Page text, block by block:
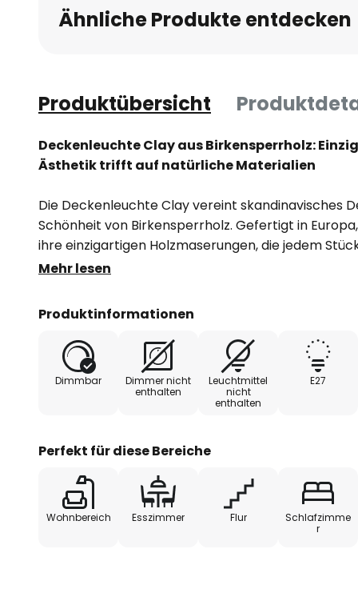
Ähnliche Produkte entdecken
Produktübersicht
Deckenleuchte Clay aus Birkensperrholz:
Ästhetik trifft auf natürliche Materialien
Die Deckenleuchte Clay vereint skandinavisches
Schönheit von Birkensperrholz. Gefertigt in
ihre einzigartigen Holzmaserungen, die jedem
verleihen. Die Kombination aus hellem Holz und
Wohnbereiche wie Wohnzimmer, Esszimmer, Flur,
Leuchte zu einem Unikat, das die Faszination von
lebendig werden lässt.
Mehr lesen
Produktinformationen
Dimmbar
Dimmer nicht
enthalten
Leuchtmittel
nicht
enthalten
E27
Perfekt für diese Bereiche
Wohnbereich Esszimmer Flur
Schlafzimme
r